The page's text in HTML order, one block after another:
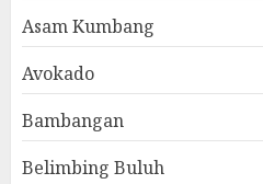
Asam Kumbang
Avokado
Bambangan
Belimbing Buluh